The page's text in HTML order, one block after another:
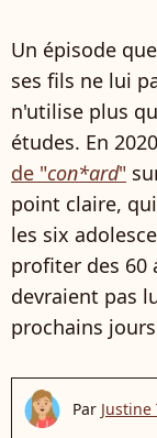
Un épisode
ses fils ne lui
n'utilise plus
études. En
de "con*ard"
point claire,
les six
profiter des 60
devraient pas
prochains
Par Justine